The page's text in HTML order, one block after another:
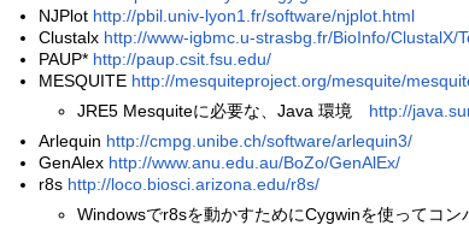
NJPlot http://pbil.univ-lyon1.fr/software/njplot.html
Clustalx http://www-igbmc.u-strasbg.fr/BioInfo/ClustalX/
PAUP* http://paup.csit.fsu.edu/
MESQUITE http://mesquiteproject.org/mesquite/
JRE5 Mesquiteに必要な、Java 環境 http://
Arlequin http://cmpg.unibe.ch/software/arlequin3/
GenAlex http://www.anu.edu.au/BoZo/GenAlEx/
r8s http://loco.biosci.arizona.edu/r8s/
Windowsでr8sを動かすためにCygwinを使ってコン